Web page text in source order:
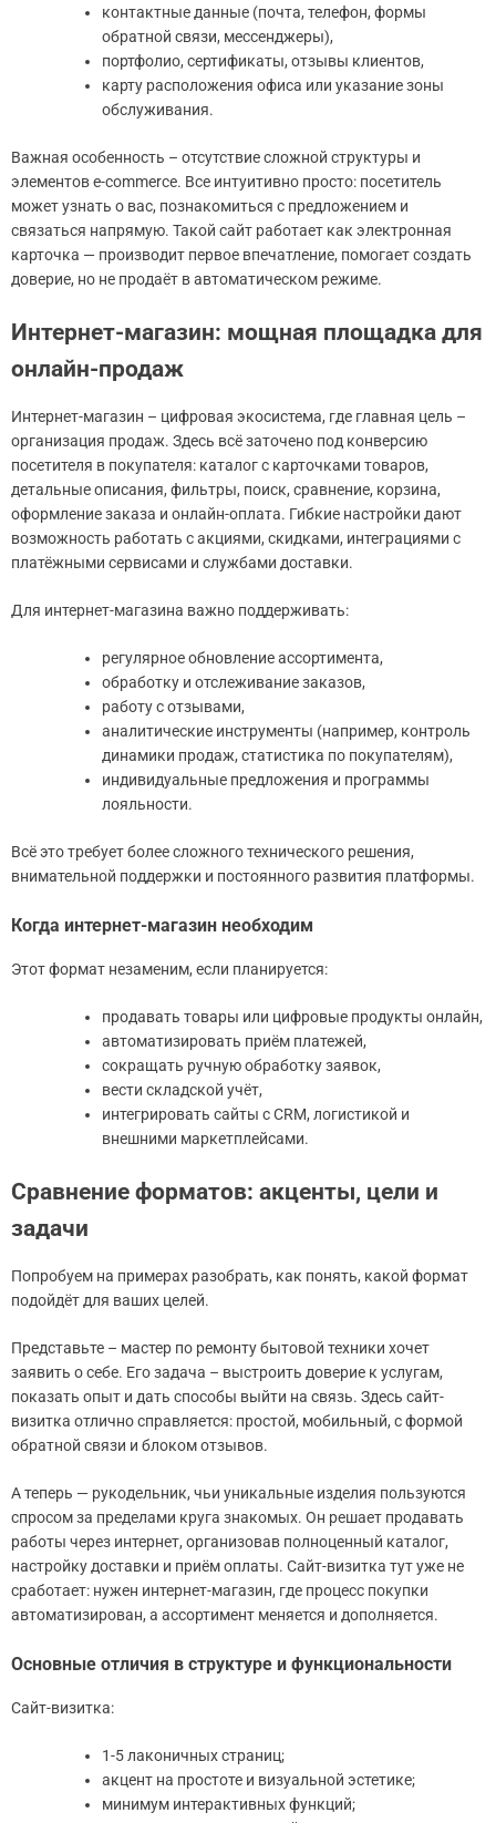
контактные данные (почта, телефон, формы
обратной связи, мессенджеры),
портфолио, сертификаты, отзывы клиентов,
карту расположения офиса или указание зоны
обслуживания.
Важная особенность – отсутствие сложной структуры и
элементов e-commerce. Все интуитивно просто: посетитель
может узнать о вас, познакомиться с предложением и
связаться напрямую. Такой сайт работает как электронная
карточка — производит первое впечатление, помогает создать
доверие, но не продаёт в автоматическом режиме.
Интернет-магазин: мощная площадка для
онлайн-продаж
Интернет-магазин – цифровая экосистема, где главная цель –
организация продаж. Здесь всё заточено под конверсию
посетителя в покупателя: каталог с карточками товаров,
детальные описания, фильтры, поиск, сравнение, корзина,
оформление заказа и онлайн-оплата. Гибкие настройки дают
возможность работать с акциями, скидками, интеграциями с
платёжными сервисами и службами доставки.
Для интернет-магазина важно поддерживать:
регулярное обновление ассортимента,
обработку и отслеживание заказов,
работу с отзывами,
аналитические инструменты (например, контроль
динамики продаж, статистика по покупателям),
индивидуальные предложения и программы
лояльности.
Всё это требует более сложного технического решения,
внимательной поддержки и постоянного развития платформы.
Когда интернет-магазин необходим
Этот формат незаменим, если планируется:
продавать товары или цифровые продукты онлайн,
автоматизировать приём платежей,
сокращать ручную обработку заявок,
вести складской учёт,
интегрировать сайты с CRM, логистикой и
внешними маркетплейсами.
Сравнение форматов: акценты, цели и
задачи
Попробуем на примерах разобрать, как понять, какой формат
подойдёт для ваших целей.
Представьте – мастер по ремонту бытовой техники хочет
заявить о себе. Его задача – выстроить доверие к услугам,
показать опыт и дать способы выйти на связь. Здесь сайт-
визитка отлично справляется: простой, мобильный, с формой
обратной связи и блоком отзывов.
А теперь — рукодельник, чьи уникальные изделия пользуются
спросом за пределами круга знакомых. Он решает продавать
работы через интернет, организовав полноценный каталог,
настройку доставки и приём оплаты. Сайт-визитка тут уже не
сработает: нужен интернет-магазин, где процесс покупки
автоматизирован, а ассортимент меняется и дополняется.
Основные отличия в структуре и функциональности
Сайт-визитка:
1-5 лаконичных страниц;
акцент на простоте и визуальной эстетике;
минимум интерактивных функций;